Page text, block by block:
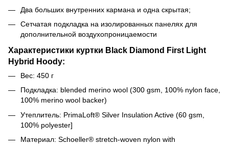
Два больших внутренних кармана и одна скрытая;
Сетчатая подкладка на изолированных панелях для
дополнительной воздухопроницаемости
Характеристики куртки Black Diamond First Light
Hybrid Hoody:
Вес: 450 г
Подкладка: blended merino wool (300 gsm, 100% nylon face,
100% merino wool backer)
Утеплитель: PrimaLoft® Silver Insulation Active (60 gsm,
100% polyester]
Материал: Schoeller® stretch-woven nylon with